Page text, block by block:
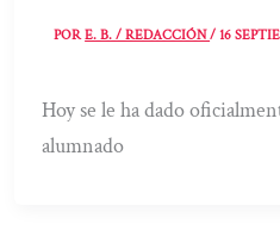
PORE. B. / REDACCIÓN/16
Hoy se le ha dado
alumnado